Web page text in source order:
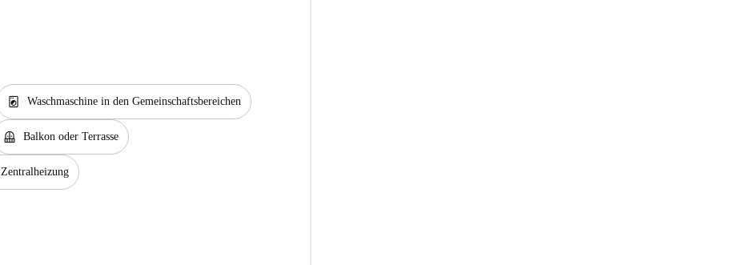
local_laundry_service Waschmaschine in den Gemeinschaftsbereichen
balcony Balkon oder Terrasse
Zentralheizung